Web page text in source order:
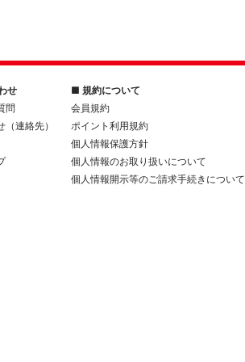
せ
問
（連絡先）
■ 規約について
会員規約
ポイント利用規約
個人情報保護方針
個人情報のお取り扱いについて
個人情報開示等のご請求手続きについて